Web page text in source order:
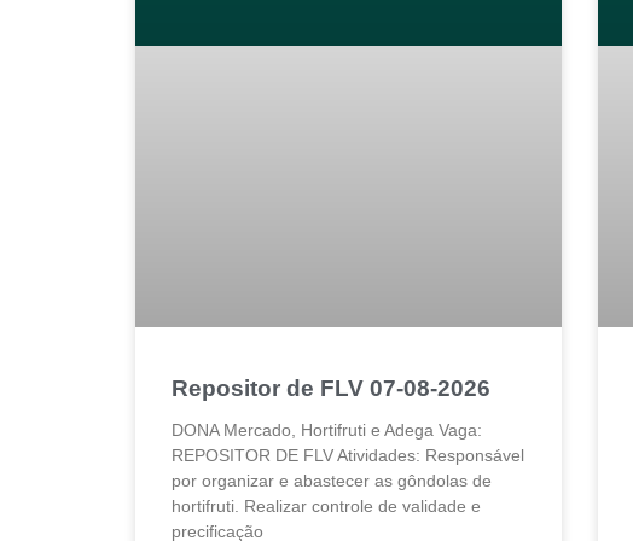
Repositor de FLV 07-08-2026
DONA Mercado, Hortifruti e Adega Vaga:
REPOSITOR DE FLV Atividades: Responsável
por organizar e abastecer as gôndolas de
hortifruti. Realizar controle de validade e
precificação